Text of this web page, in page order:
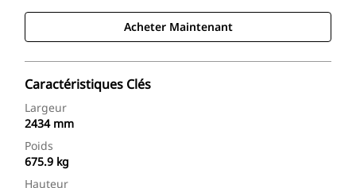
Acheter Maintenant
Caractéristiques Clés
Largeur
2434 mm
Poids
675.9 kg
Hauteur